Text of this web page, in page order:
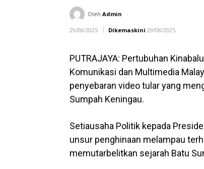
Oleh Admin
29/08/2025 Dikemaskini 29/08/2025
PUTRAJAYA: Pertubuhan
Komunikasi dan Multimedia
penyebaran video tular yang
Sumpah Keningau.
Setiausaha Politik kepada
unsur penghinaan melampau
memutarbelitkan sejarah Batu